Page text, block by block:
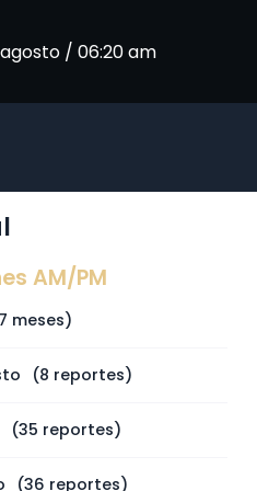
/ 06:20 am
AM/PM
meses)
(8 reportes)
(35 reportes)
(36 reportes)